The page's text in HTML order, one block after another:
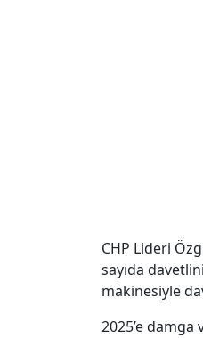
CHP Lideri
sayıda
makinesiyle
2025’e